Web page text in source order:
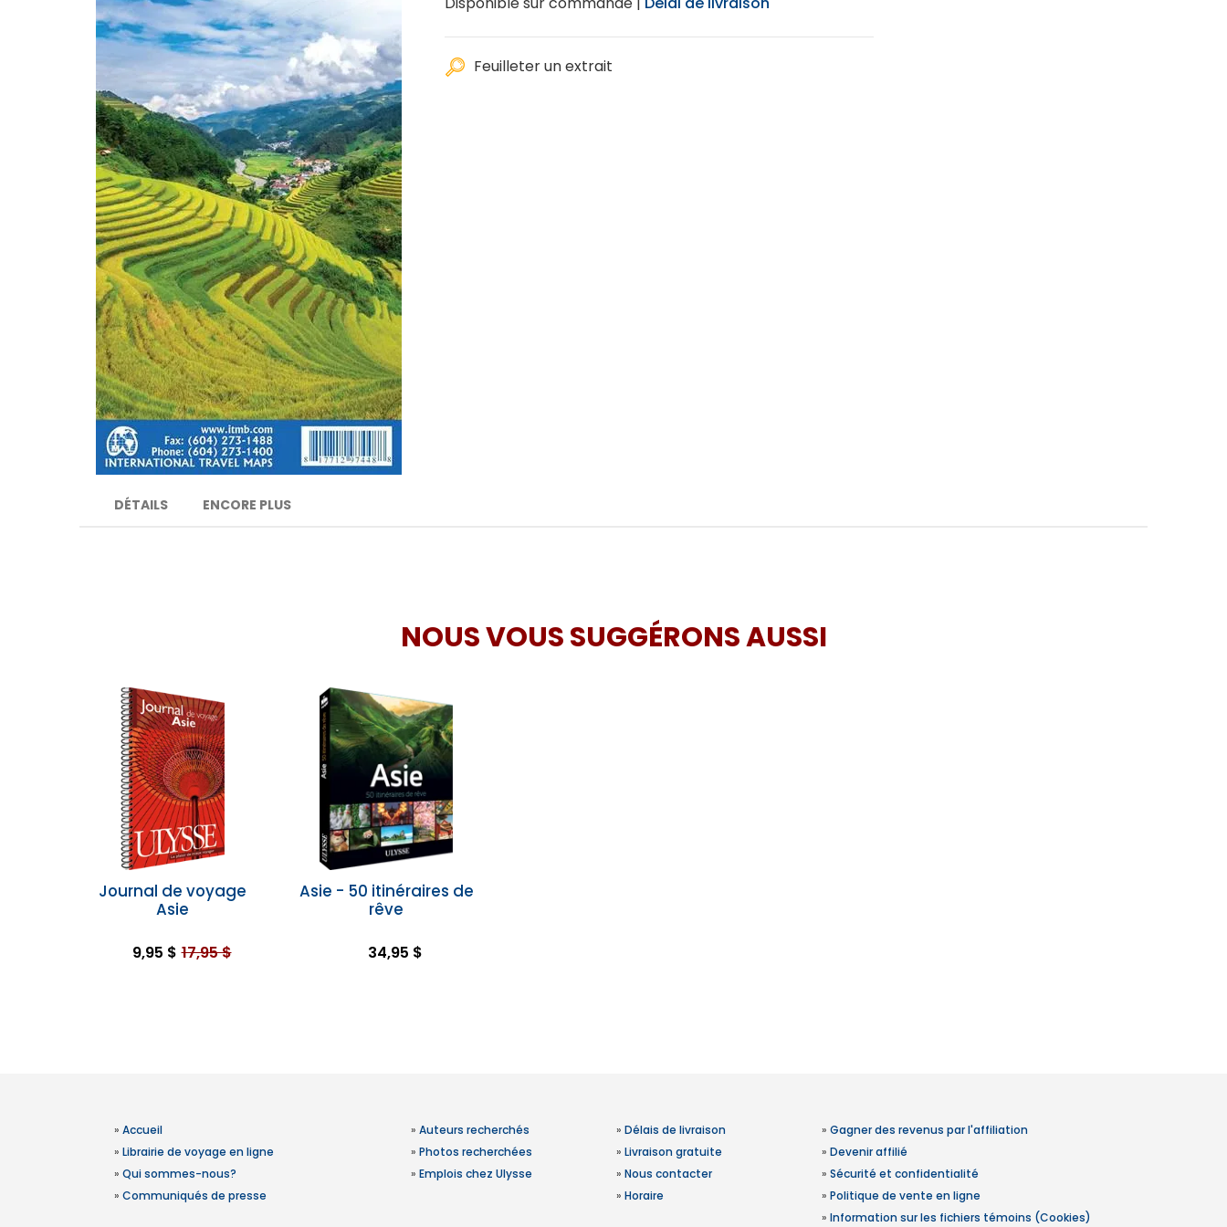
Feuilleter un extrait
DÉTAILS ENCORE PLUS
NOUS VOUS SUGGÉRONS AUSSI
Journal de voyage
Asie
9,95 $ 17,95 $
Asie - 50 itinéraires de
rêve
34,95 $
» Accueil
» Librairie de voyage en ligne
» Qui sommes-nous?
» Communiqués de presse
» Auteurs recherchés
» Photos recherchées
» Emplois chez Ulysse
» Délais de livraison
» Livraison gratuite
» Nous contacter
» Horaire
» Gagner des revenus par l'affiliation
» Devenir affilié
» Sécurité et confidentialité
» Politique de vente en ligne
» Information sur les fichiers témoins (Cookies)